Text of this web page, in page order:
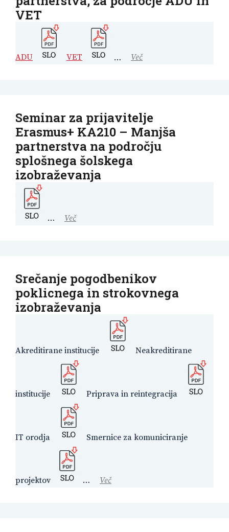
VET
ADU VET … Več
Seminar za prijavitelje
Erasmus+ KA210 – Manjša
partnerstva na področju
splošnega šolskega
izobraževanja
… Več
Srečanje pogodbenikov
poklicnega in strokovnega
izobraževanja
Akreditirane institucije Neakreditirane
institucije Priprava in reintegracija
IT orodja Smernice za komuniciranje
projektov … Več